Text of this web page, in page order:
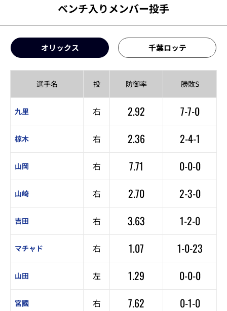
ベンチ入りメンバー投手
オリックス 千葉ロッテ
選手名 投 防御率 勝敗S
九里 右 2.92 7-7-0
椋木 右 2.36 2-4-1
山岡 右 7.71 0-0-0
山崎 右 2.70 2-3-0
吉田 右 3.63 1-2-0
マチャド 右 1.07 1-0-23
山田 左 1.29 0-0-0
宮國 右 7.62 0-1-0